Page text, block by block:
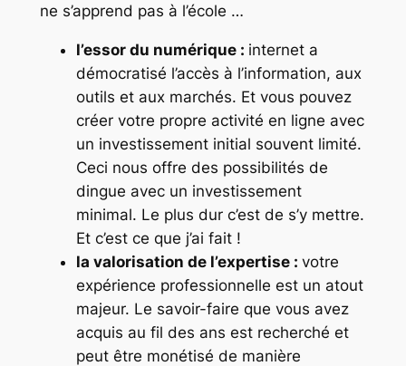
ne s’apprend pas à l’école …
l’essor du numérique : internet a
démocratisé l’accès à l’information, aux
outils et aux marchés. Et vous pouvez
créer votre propre activité en ligne avec
un investissement initial souvent limité.
Ceci nous offre des possibilités de
dingue avec un investissement
minimal. Le plus dur c’est de s’y mettre.
Et c’est ce que j’ai fait !
la valorisation de l’expertise : votre
expérience professionnelle est un atout
majeur. Le savoir-faire que vous avez
acquis au fil des ans est recherché et
peut être monétisé de manière